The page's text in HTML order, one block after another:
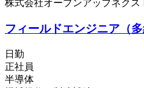
株式会社オープンアップネクス
フィールドエンジニア（
日勤
正社員
半導体